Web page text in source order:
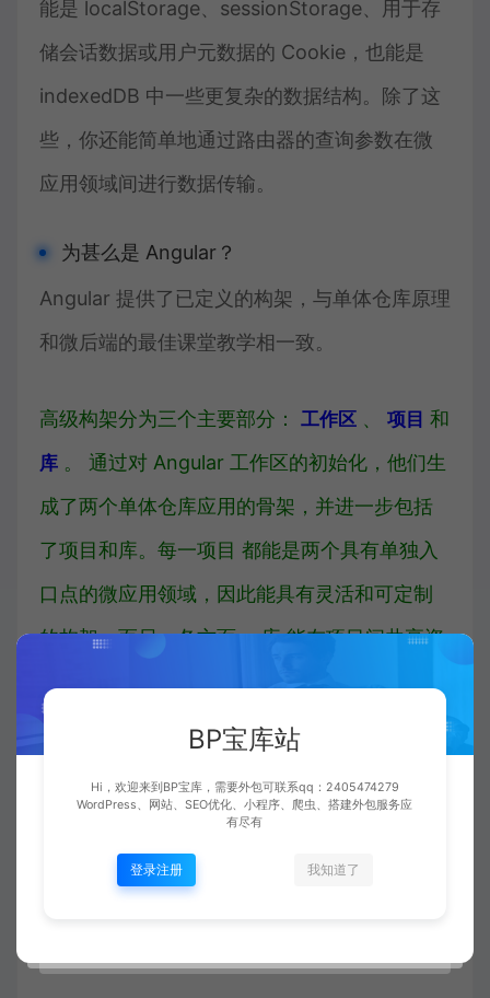
能是 localStorage、sessionStorage、用于存
储会话数据或用户元数据的 Cookie，也能是
indexedDB 中一些更复杂的数据结构。除了这
些，你还能简单地通过路由器的查询参数在微
应用领域间进行数据传输。
为甚么是 Angular？
Angular 提供了已定义的构架，与单体仓库原理
和微后端的最佳课堂教学相一致。
高级构架分为三个主要部分： 工作区 、 项目 和
库 。 通过对 Angular 工作区的初始化，他们生
成了两个单体仓库应用的骨架，并进一步包括
了项目和库。每一项目 都能是两个具有单独入
口点的微应用领域，因此能具有灵活和可定制
的构架。而另一各方面，库能在项目间共享资
他工具函数。
Angular模块 是主要的构建模块。它们将整个功
是将他们的微后端应用领域包起来的绝佳优先
BP宝库站
Hi，欢迎来到BP宝库，需要外包可联系qq：2405474279
WordPress、网站、SEO优化、小程序、爬虫、搭建外包服务应
有尽有
登录注册 我知道了